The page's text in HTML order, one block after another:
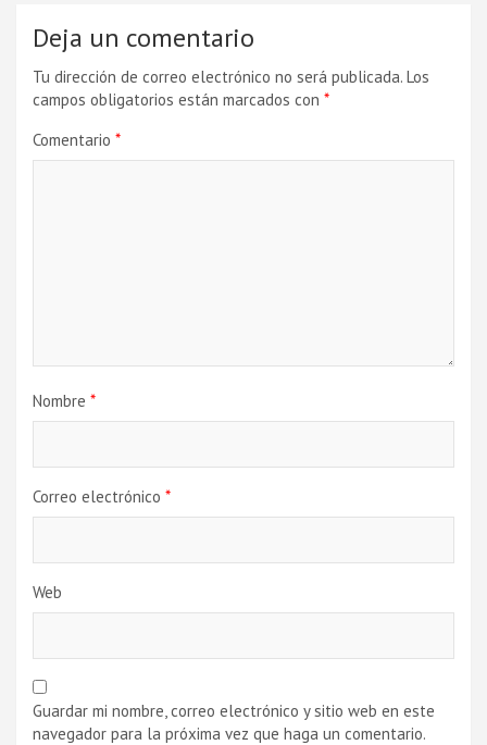
Deja un comentario
Tu dirección de correo electrónico no será publicada. Los
campos obligatorios están marcados con *
Comentario *
Nombre *
Correo electrónico *
Web
Guardar mi nombre, correo electrónico y sitio web en este
navegador para la próxima vez que haga un comentario.